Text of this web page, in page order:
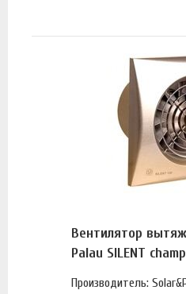
Вентилятор
Palau SILENT
Производитель: